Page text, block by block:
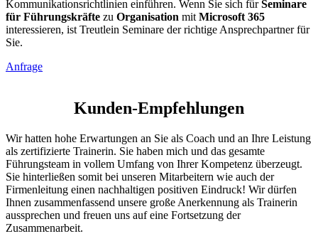
Kommunikationsrichtlinien einführen. Wenn Sie sich fürSeminare
für Führungskräfte zu Organisation mit Microsoft 365
interessieren, ist Treutlein Seminare der richtige Ansprechpartner für
Sie.
Anfrage
Kunden-Empfehlungen
Wir hatten hohe Erwartungen an Sie als Coach und an Ihre Leistung
als zertifizierte Trainerin. Sie haben mich und das gesamte
Führungsteam in vollem Umfang von Ihrer Kompetenz überzeugt.
Sie hinterließen somit bei unseren Mitarbeitern wie auch der
Firmenleitung einen nachhaltigen positiven Eindruck! Wir dürfen
Ihnen zusammenfassend unsere große Anerkennung als Trainerin
aussprechen und freuen uns auf eine Fortsetzung der
Zusammenarbeit.